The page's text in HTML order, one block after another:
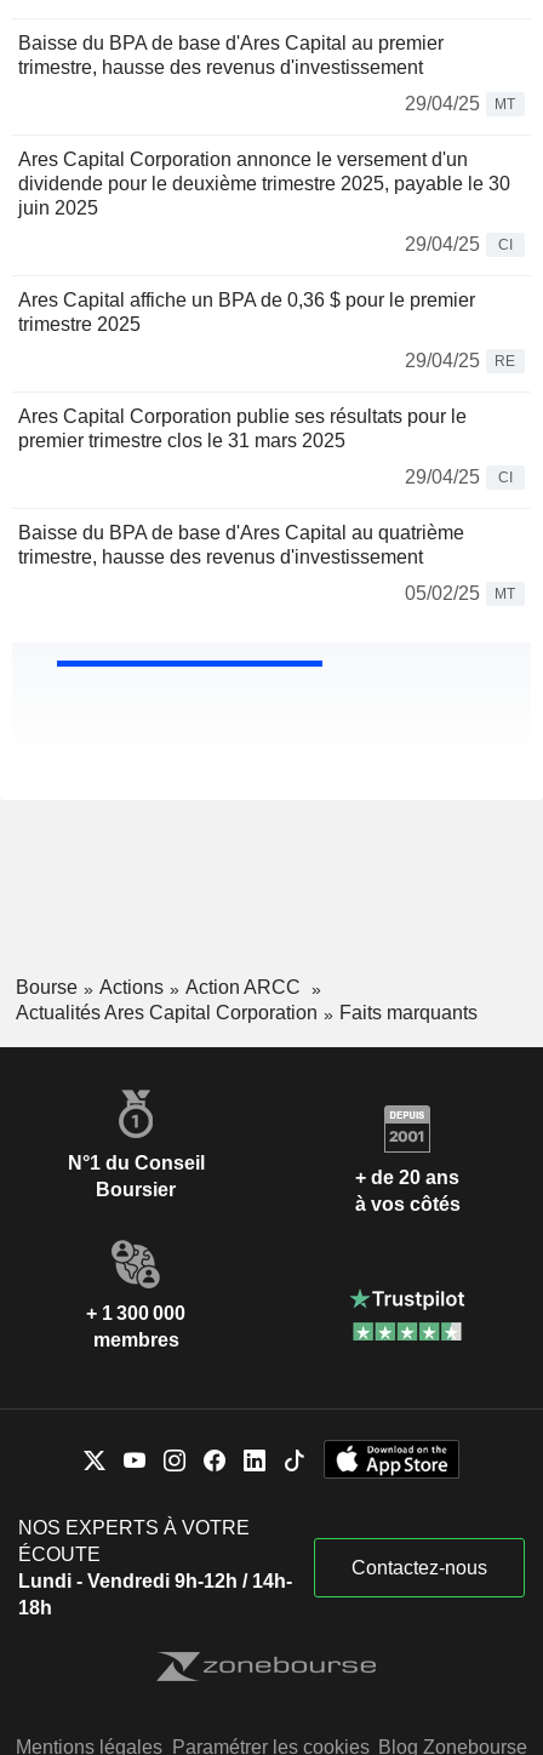
Baisse du BPA de base d'Ares Capital au premier
trimestre, hausse des revenus d'investissement
29/04/25
MT
Ares Capital Corporation annonce le versement d'un
dividende pour le deuxième trimestre 2025, payable le 30
juin 2025
29/04/25
CI
Ares Capital affiche un BPA de 0,36 $ pour le premier
trimestre 2025
29/04/25
RE
Ares Capital Corporation publie ses résultats pour le
premier trimestre clos le 31 mars 2025
29/04/25
CI
Baisse du BPA de base d'Ares Capital au quatrième
trimestre, hausse des revenus d'investissement
05/02/25
MT
Bourse Actions
Action ARCC
Actualités Ares Capital Corporation
Faits marquants
N°1 du Conseil
Boursier
+ de 20 ans
à vos côtés
+ 1 300 000
membres
NOS EXPERTS À VOTRE
ÉCOUTE
Lundi - Vendredi 9h-12h / 14h-
18h
Contactez-nous
Mentions légales Paramétrer les cookies Blog Zonebourse